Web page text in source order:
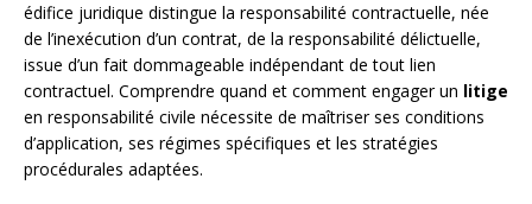
édifice juridique distingue la responsabilité contractuelle, née
de l’inexécution d’un contrat, de la responsabilité délictuelle,
issue d’un fait dommageable indépendant de tout lien
contractuel. Comprendre quand et comment engager un litige
en responsabilité civile nécessite de maîtriser ses conditions
d’application, ses régimes spécifiques et les stratégies
procédurales adaptées.